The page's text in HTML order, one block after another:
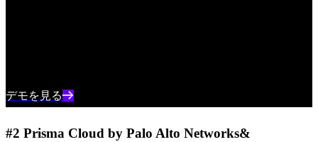
デモを見る
#2 Prisma Cloud by Palo Alto Networks&